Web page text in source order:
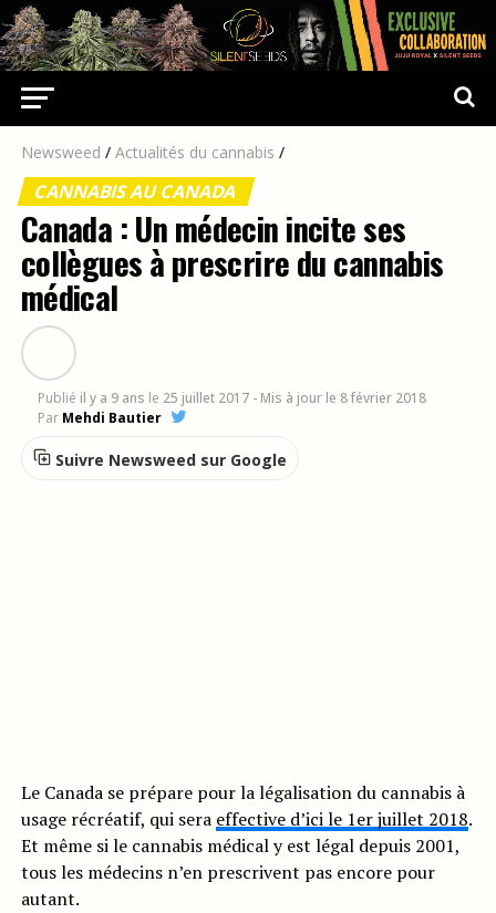
Newsweed / Actualités du cannabis /
CANNABIS AU CANADA
Canada : Un médecin incite ses
collègues à prescrire du cannabis
médical
Publié il y a 9 ans le 25 juillet 2017 - Mis à jour le 8 février 2018
Par Mehdi Bautier
Suivre Newsweed sur Google
Le Canada se prépare pour la légalisation du cannabis à
usage récréatif, qui sera effective d’ici le 1er juillet 2018.
Et même si le cannabis médical y est légal depuis 2001,
tous les médecins n’en prescrivent pas encore pour
autant.